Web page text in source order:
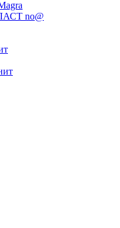
no@